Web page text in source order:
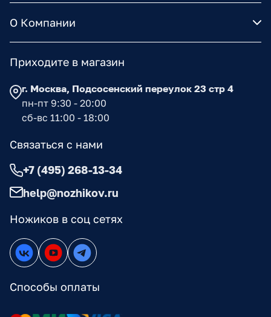
О Компании
Ножиков в соц сетях
Способы оплаты
Приходите в магазин
г. Москва, Подсосенский переулок 23 стр 4
пн-пт 9:30 - 20:00
сб-вс 11:00 - 18:00
Связаться с нами
+7 (495) 268-13-34
help@nozhikov.ru